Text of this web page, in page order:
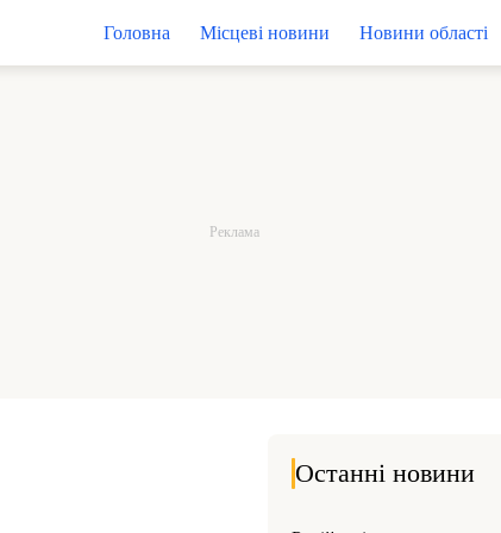
Головна Місцеві новини Новини області
Останні новини